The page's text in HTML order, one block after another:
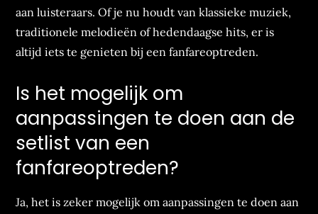
aan luisteraars. Of je nu houdt van klassieke muziek,
traditionele melodieën of hedendaagse hits, er is
altijd iets te genieten bij een fanfareoptreden.
Is het mogelijk om
aanpassingen te doen aan de
setlist van een
fanfareoptreden?
Ja, het is zeker mogelijk om aanpassingen te doen aan